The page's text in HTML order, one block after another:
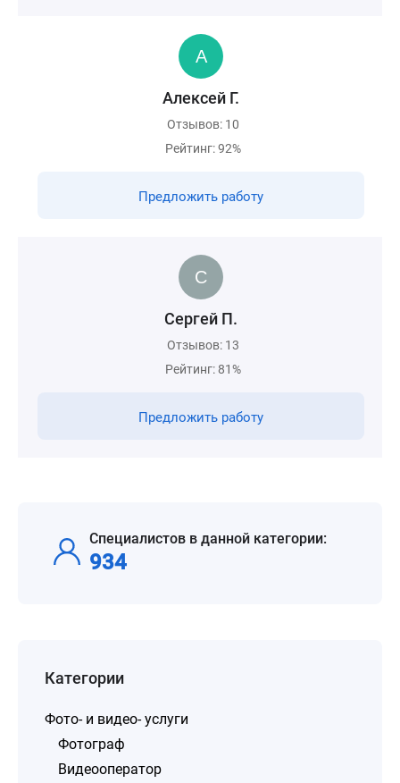
Алексей Г.
Отзывов: 10
Рейтинг: 92%
Предложить работу
Сергей П.
Отзывов: 13
Рейтинг: 81%
Предложить работу
Специалистов в данной категории:
934
Категории
Фото- и видео- услуги
Фотограф
Видеооператор